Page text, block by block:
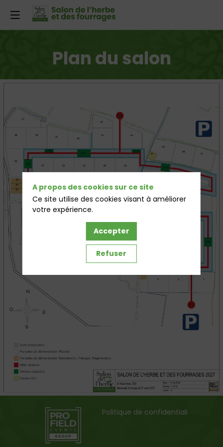
Plan du salon
Politique de confidentialité
A propos des cookies sur ce site
Ce site utilise des cookies visant à améliorer
votre expérience.
Accepter
Refuser